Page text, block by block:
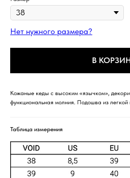
Нет нужного размера?
В
Кожаные кеды с высоким «язычком»,
функциональная молния. Подошва из легкой
Таблица измерения